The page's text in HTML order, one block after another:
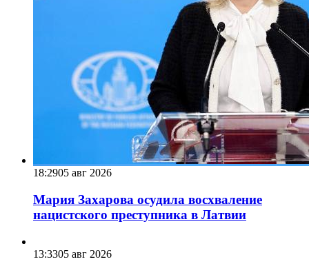
18:2905 авг 2026
Мария Захарова осудила восхваление
нацистского преступника в Латвии
13:3305 авг 2026